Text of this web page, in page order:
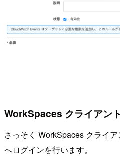
WorkSpaces クライアン
さっそく WorkSpaces クライ
へログインを行います。